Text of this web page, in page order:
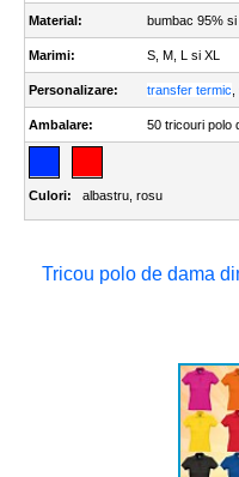
Material: bumbac 95%
Marimi: S, M, L si XL
Personalizare: transfer termic
Ambalare: 50 tricouri polo
Culori: albastru rosu
Tricou polo de dama